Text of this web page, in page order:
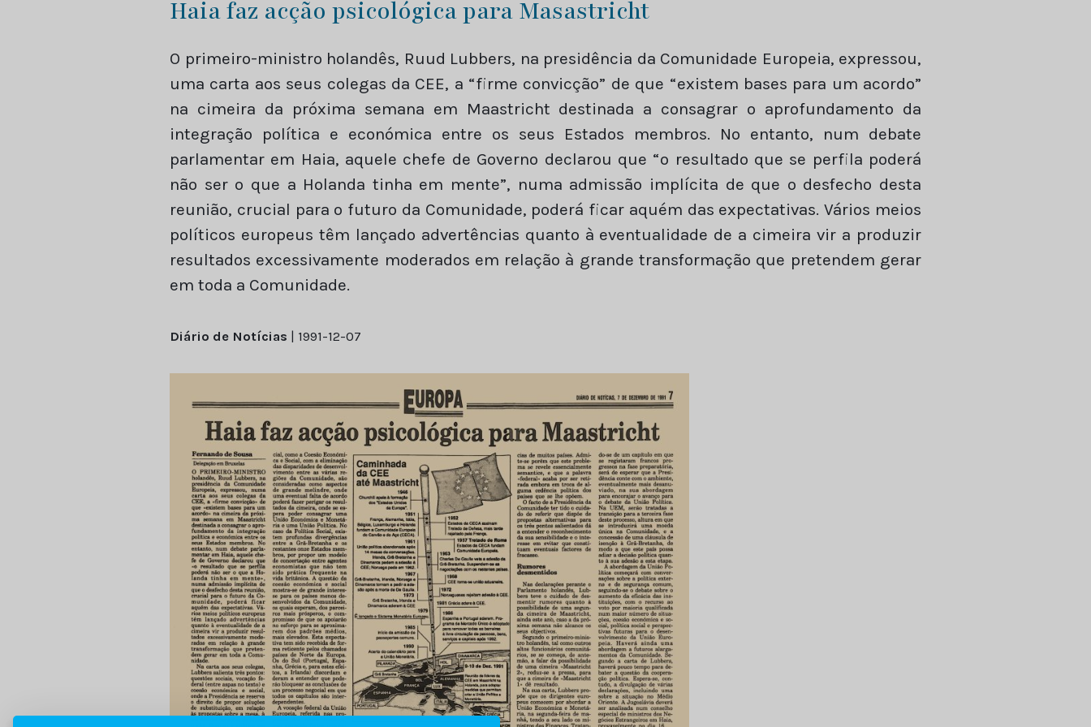
Haia faz acção psicológica para Masastricht
O primeiro-ministro holandês, Ruud Lubbers, na presidência da Comunidade Europeia, expressou,
uma carta aos seus colegas da CEE, a “firme convicção” de que “existem bases para um acordo”
na cimeira da próxima semana em Maastricht destinada a consagrar o aprofundamento da
integração política e económica entre os seus Estados membros. No entanto, num debate
parlamentar em Haia, aquele chefe de Governo declarou que “o resultado que se perfila poderá
não ser o que a Holanda tinha em mente”, numa admissão implícita de que o desfecho desta
reunião, crucial para o futuro da Comunidade, poderá ficar aquém das expectativas. Vários meios
políticos europeus têm lançado advertências quanto à eventualidade de a cimeira vir a produzir
resultados excessivamente moderados em relação à grande transformação que pretendem gerar
em toda a Comunidade.
Diário de Notícias | 1991-12-07